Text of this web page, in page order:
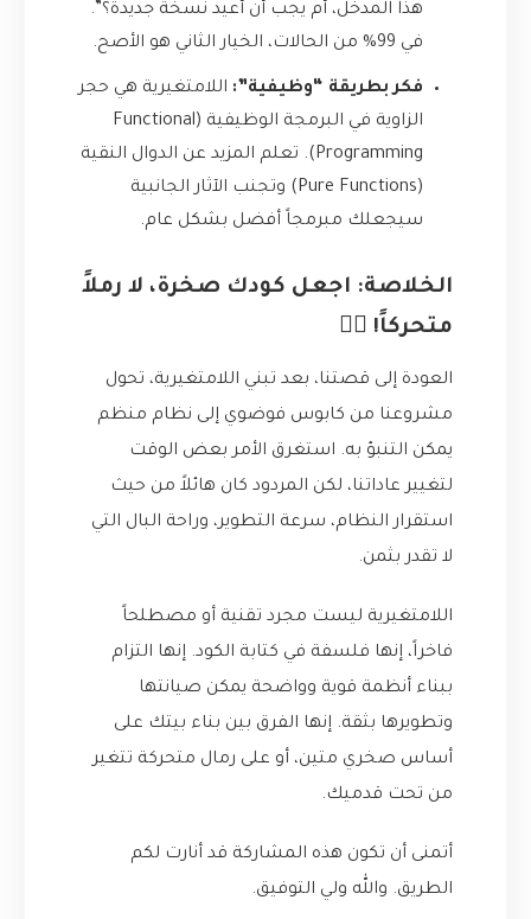
هذا المدخل، أم يجب أن أعيد نسخة جديدة؟”.
في 99% من الحالات، الخيار الثاني هو الأصح.
فكر بطريقة “وظيفية”: اللامتغيرية هي حجر
الزاوية في البرمجة الوظيفية (Functional
Programming). تعلم المزيد عن الدوال النقية
(Pure Functions) وتجنب الآثار الجانبية
سيجعلك مبرمجاً أفضل بشكل عام.
الخلاصة: اجعل كودك صخرة، لا رملاً
متحركاً! 🧗‍♂️
العودة إلى قصتنا، بعد تبني اللامتغيرية، تحول
مشروعنا من كابوس فوضوي إلى نظام منظم
يمكن التنبؤ به. استغرق الأمر بعض الوقت
لتغيير عاداتنا، لكن المردود كان هائلاً من حيث
استقرار النظام، سرعة التطوير، وراحة البال التي
لا تقدر بثمن.
اللامتغيرية ليست مجرد تقنية أو مصطلحاً
فاخراً، إنها فلسفة في كتابة الكود. إنها التزام
ببناء أنظمة قوية وواضحة يمكن صيانتها
وتطويرها بثقة. إنها الفرق بين بناء بيتك على
أساس صخري متين، أو على رمال متحركة تتغير
من تحت قدميك.
أتمنى أن تكون هذه المشاركة قد أنارت لكم
الطريق. والله ولي التوفيق.